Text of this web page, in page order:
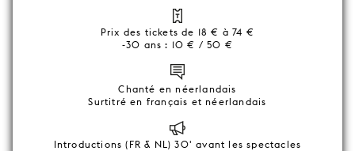
Prix des tickets de 18 € à 74 €
-30 ans : 10 € / 50 €
Chanté en néerlandais
Surtitré en français et néerlandais
Introductions (FR & NL) 30' avant les spectacles